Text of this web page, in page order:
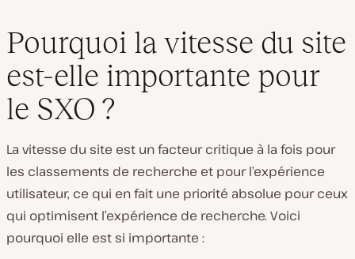
Pourquoi la vitesse du site
est-elle importante pour
le SXO ?
La vitesse du site est un facteur critique à la fois pour
les classements de recherche et pour l’expérience
utilisateur, ce qui en fait une priorité absolue pour ceux
qui optimisent l’expérience de recherche. Voici
pourquoi elle est si importante :